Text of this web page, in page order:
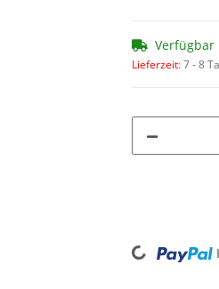
Verfügbar
Lieferzeit:7 - 8
Loading...